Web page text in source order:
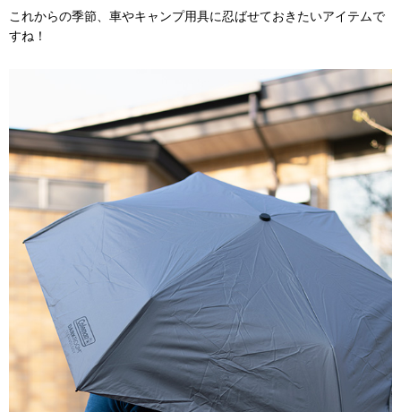
これからの季節、車やキャンプ用具に忍ばせておきたいアイテムで
すね！